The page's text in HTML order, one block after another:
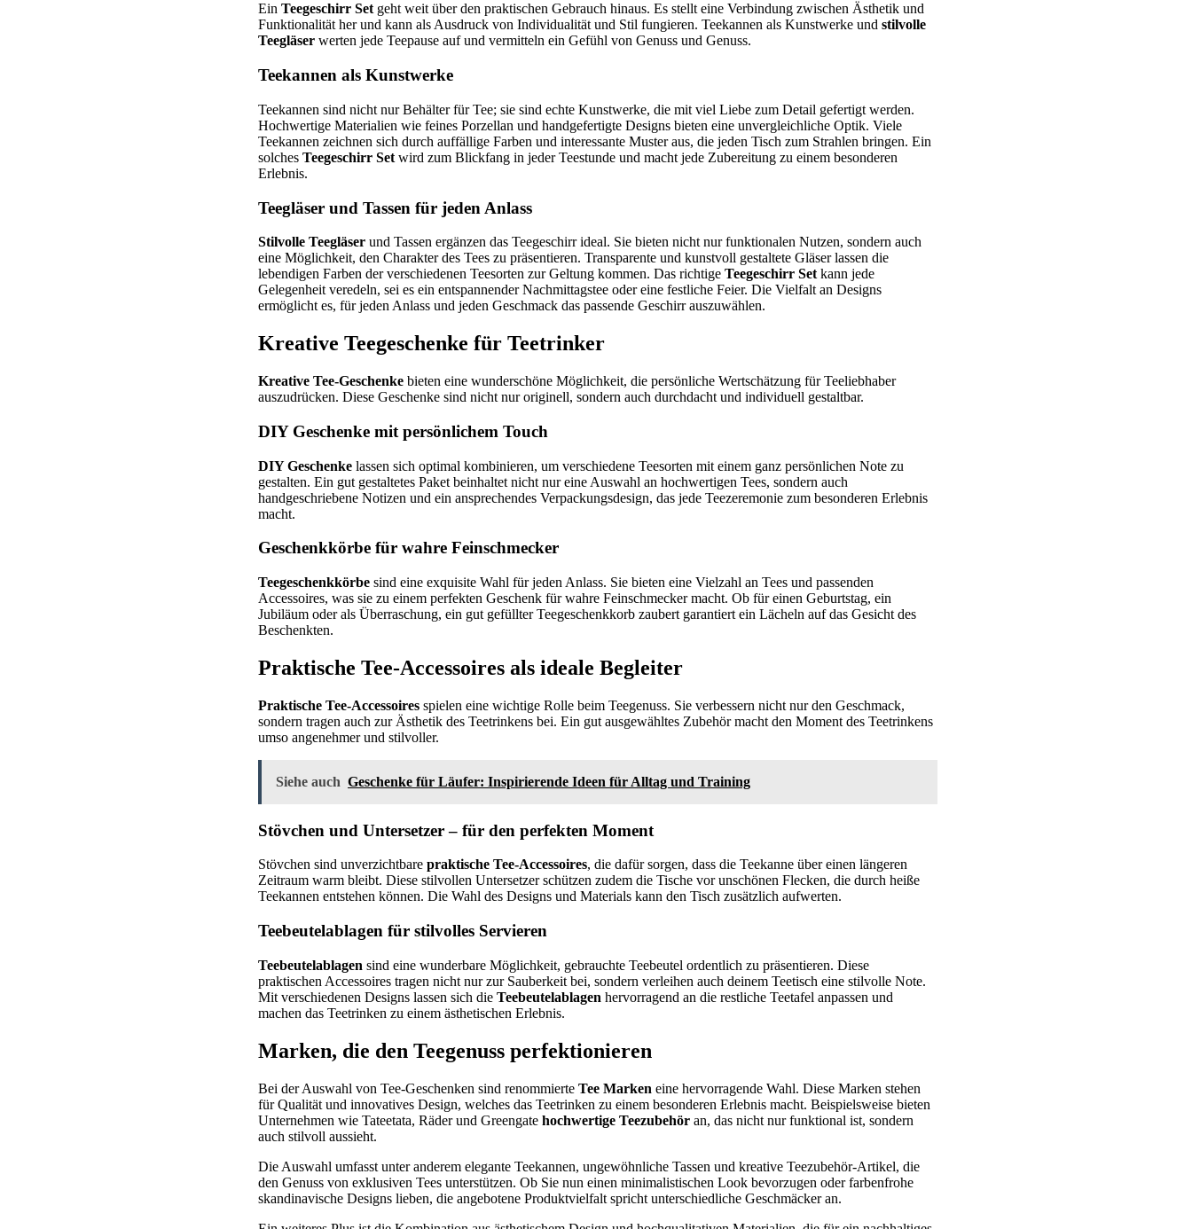
Ein Teegeschirr Setgeht weit über den praktischen Gebrauch hinaus. Es stellt eine Verbindung zwischen Ästhetik und
Funktionalität her und kann als Ausdruck von Individualität und Stil fungieren. Teekannen als Kunstwerke und stilvolle
Teegläser werten jede Teepause auf und vermitteln ein Gefühl von Genuss und Genuss.
Teekannen als Kunstwerke
Teekannen sind nicht nur Behälter für Tee; sie sind echte Kunstwerke, die mit viel Liebe zum Detail gefertigt werden.
Hochwertige Materialien wie feines Porzellan und handgefertigte Designs bieten eine unvergleichliche Optik. Viele
Teekannen zeichnen sich durch auffällige Farben und interessante Muster aus, die jeden Tisch zum Strahlen bringen. Ein
solches Teegeschirr Set wird zum Blickfang in jeder Teestunde und macht jede Zubereitung zu einem besonderen
Erlebnis.
Teegläser und Tassen für jeden Anlass
Stilvolle Teegläser und Tassen ergänzen das Teegeschirr ideal. Sie bieten nicht nur funktionalen Nutzen, sondern auch
eine Möglichkeit, den Charakter des Tees zu präsentieren. Transparente und kunstvoll gestaltete Gläser lassen die
lebendigen Farben der verschiedenen Teesorten zur Geltung kommen. Das richtige Teegeschirr Set kann jede
Gelegenheit veredeln, sei es ein entspannender Nachmittagstee oder eine festliche Feier. Die Vielfalt an Designs
ermöglicht es, für jeden Anlass und jeden Geschmack das passende Geschirr auszuwählen.
Kreative Teegeschenke für Teetrinker
Kreative Tee-Geschenke bieten eine wunderschöne Möglichkeit, die persönliche Wertschätzung für Teeliebhaber
auszudrücken. Diese Geschenke sind nicht nur originell, sondern auch durchdacht und individuell gestaltbar.
DIY Geschenke mit persönlichem Touch
DIY Geschenke lassen sich optimal kombinieren, um verschiedene Teesorten mit einem ganz persönlichen Note zu
gestalten. Ein gut gestaltetes Paket beinhaltet nicht nur eine Auswahl an hochwertigen Tees, sondern auch
handgeschriebene Notizen und ein ansprechendes Verpackungsdesign, das jede Teezeremonie zum besonderen Erlebnis
macht.
Geschenkkörbe für wahre Feinschmecker
Teegeschenkkörbe sind eine exquisite Wahl für jeden Anlass. Sie bieten eine Vielzahl an Tees und passenden
Accessoires, was sie zu einem perfekten Geschenk für wahre Feinschmecker macht. Ob für einen Geburtstag, ein
Jubiläum oder als Überraschung, ein gut gefüllter Teegeschenkkorb zaubert garantiert ein Lächeln auf das Gesicht des
Beschenkten.
Praktische Tee-Accessoires als ideale Begleiter
Praktische Tee-Accessoires spielen eine wichtige Rolle beim Teegenuss. Sie verbessern nicht nur den Geschmack,
sondern tragen auch zur Ästhetik des Teetrinkens bei. Ein gut ausgewähltes Zubehör macht den Moment des Teetrinkens
umso angenehmer und stilvoller.
Siehe auch Geschenke für Läufer: Inspirierende Ideen für Alltag und Training
Stövchen und Untersetzer – für den perfekten Moment
Stövchen sind unverzichtbare praktische Tee-Accessoires, die dafür sorgen, dass die Teekanne über einen längeren
Zeitraum warm bleibt. Diese stilvollen Untersetzer schützen zudem die Tische vor unschönen Flecken, die durch heiße
Teekannen entstehen können. Die Wahl des Designs und Materials kann den Tisch zusätzlich aufwerten.
Teebeutelablagen für stilvolles Servieren
Teebeutelablagen sind eine wunderbare Möglichkeit, gebrauchte Teebeutel ordentlich zu präsentieren. Diese
praktischen Accessoires tragen nicht nur zur Sauberkeit bei, sondern verleihen auch deinem Teetisch eine stilvolle Note.
Mit verschiedenen Designs lassen sich die Teebeutelablagen hervorragend an die restliche Teetafel anpassen und
machen das Teetrinken zu einem ästhetischen Erlebnis.
Marken, die den Teegenuss perfektionieren
Bei der Auswahl von Tee-Geschenken sind renommierte Tee Marken eine hervorragende Wahl. Diese Marken stehen
für Qualität und innovatives Design, welches das Teetrinken zu einem besonderen Erlebnis macht. Beispielsweise bieten
Unternehmen wie Tateetata, Räder und Greengate hochwertige Teezubehör an, das nicht nur funktional ist, sondern
auch stilvoll aussieht.
Die Auswahl umfasst unter anderem elegante Teekannen, ungewöhnliche Tassen und kreative Teezubehör-Artikel, die
den Genuss von exklusiven Tees unterstützen. Ob Sie nun einen minimalistischen Look bevorzugen oder farbenfrohe
skandinavische Designs lieben, die angebotene Produktvielfalt spricht unterschiedliche Geschmäcker an.